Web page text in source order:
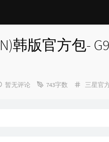
韩版官方包-
暂无评论 743字数
分
三星官